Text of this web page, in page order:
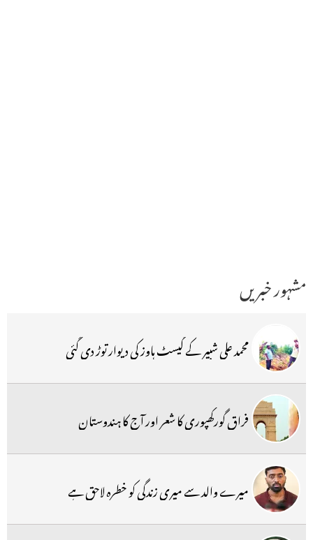
مشہور خبریں
محمد علی شبیر کے گیسٹ ہاوز کی دیوار توڑ دی گئی
فراق گورکھپوری کا شعر اور آج کا ہندوستان
میرے والد سے میری زندگی کو خطرہ لاحق ہے